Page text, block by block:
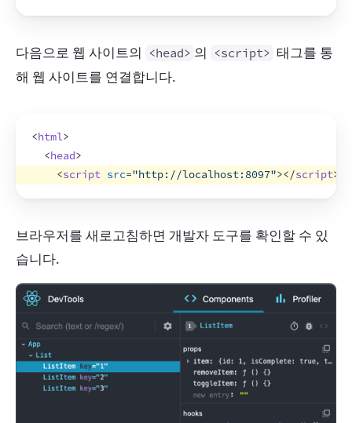
다음으로 웹 사이트의 <head> 의 <script> 태그를 통
해 웹 사이트를 연결합니다.
<html>
<head>
<script src="http://localhost:8097"></script>
브라우저를 새로고침하면 개발자 도구를 확인할 수 있
습니다.